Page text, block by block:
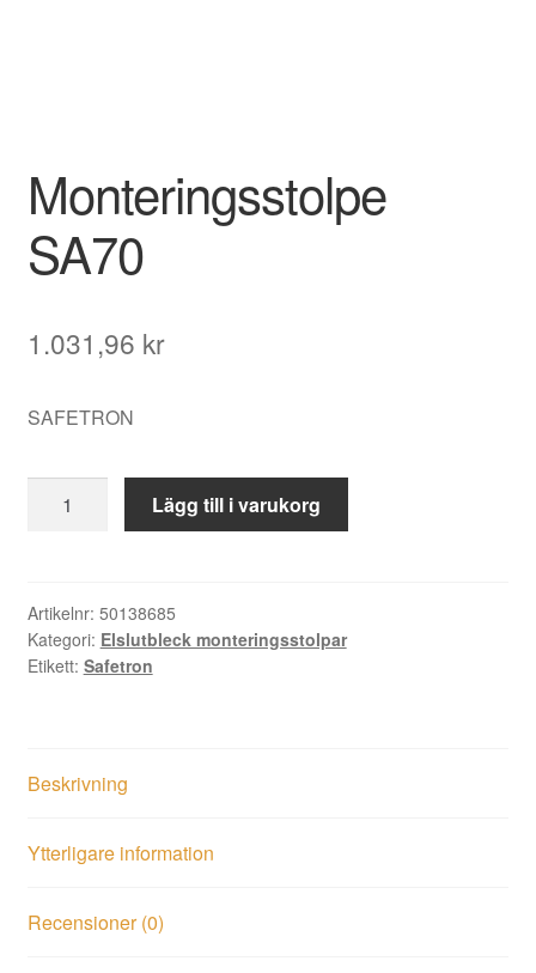
Monteringsstolpe
SA70
1.031,96 kr
SAFETRON
Monteringsstolpe
SA70
Lägg till i varukorg
Artikelnr: 50138685
Kategori: Elslutbleck monteringsstolpar
Etikett: Safetron
Beskrivning
Ytterligare information
Recensioner (0)